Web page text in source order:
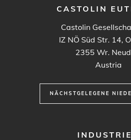
CASTOLIN
Castolin
IZ NÖ Süd Str. 14,
2355 Wr.
Austria
NÄCHSTGELEGENE